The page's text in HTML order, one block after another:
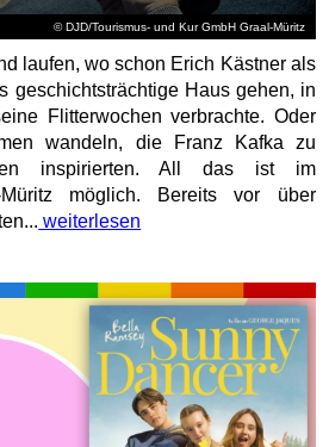
© DJD/Tourismus- und Kur GmbH Graal-Müritz
laufen, wo schon Erich Kästner als
geschichtsträchtige Haus gehen, in
Flitterwochen verbrachte. Oder
wandeln, die Franz Kafka zu
inspirierten. All das ist im
Müritz möglich. Bereits vor über
weiterlesen